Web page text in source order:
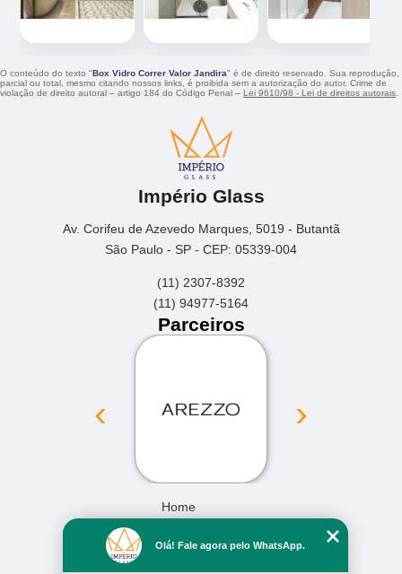
O conteúdo do texto "Box Vidro Correr Valor Jandira" é de direito reservado. Sua reprodução,
parcial ou total, mesmo citando nossos links, é proibida sem a autorização do autor. Crime de
violação de direito autoral – artigo 184 do Código Penal – Lei 9610/98 - Lei de direitos autorais
Império Glass
Av. Corifeu de Azevedo Marques, 5019 - Butantã
São Paulo - SP - CEP: 05339-004
(11) 2307-8392
(11) 94977-5164
Parceiros
‹ ›
Home
Missão
Olá! Fale agora pelo WhatsApp.